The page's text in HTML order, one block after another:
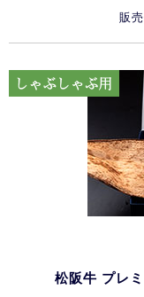
販
松阪牛 プレ